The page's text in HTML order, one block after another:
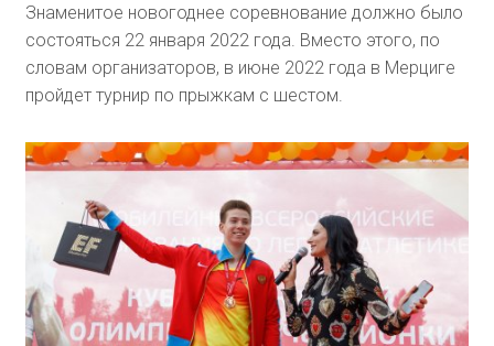
Знаменитое новогоднее соревнование должно было
состояться 22 января 2022 года. Вместо этого, по
словам организаторов, в июне 2022 года в Мерциге
пройдет турнир по прыжкам с шестом.